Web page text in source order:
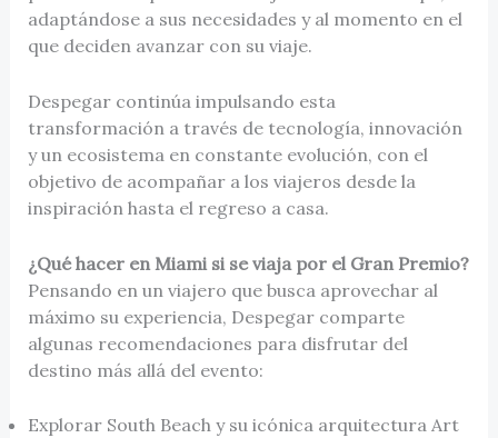
adaptándose a sus necesidades y al momento en el
que deciden avanzar con su viaje.
Despegar continúa impulsando esta
transformación a través de tecnología, innovación
y un ecosistema en constante evolución, con el
objetivo de acompañar a los viajeros desde la
inspiración hasta el regreso a casa.
¿Qué hacer en Miami si se viaja por el Gran Premio?
Pensando en un viajero que busca aprovechar al
máximo su experiencia, Despegar comparte
algunas recomendaciones para disfrutar del
destino más allá del evento:
Explorar South Beach y su icónica arquitectura Art